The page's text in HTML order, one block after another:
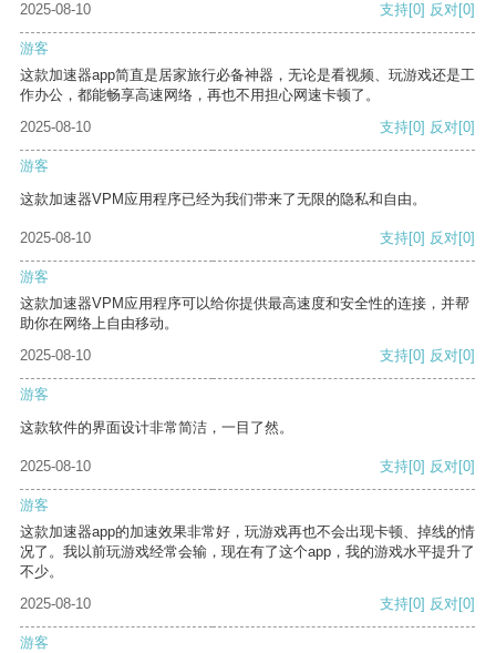
2025-08-10 支持[0] 反对[0]
游客
这款加速器app简直是居家旅行必备神器，无论是看视频、玩游戏还是工
作办公，都能畅享高速网络，再也不用担心网速卡顿了。
2025-08-10
支持[0] 反对[0]
游客
这款加速器VPM应用程序已经为我们带来了无限的隐私和自由。
2025-08-10 支持[0] 反对[0]
游客
这款加速器VPM应用程序可以给你提供最高速度和安全性的连接，并帮
助你在网络上自由移动。
2025-08-10
支持[0] 反对[0]
游客
这款软件的界面设计非常简洁，一目了然。
2025-08-10 支持[0] 反对[0]
游客
这款加速器app的加速效果非常好，玩游戏再也不会出现卡顿、掉线的情
况了。我以前玩游戏经常会输，现在有了这个app，我的游戏水平提升了
不少。
2025-08-10
支持[0] 反对[0]
游客